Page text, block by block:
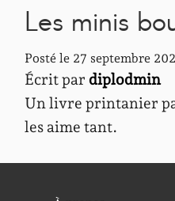
Les minis
Posté le 27 septembre
Écrit par diplodmin
Un livre printanier
les aime tant.